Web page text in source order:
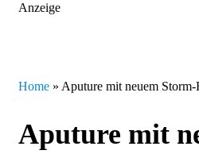
Anzeige
Home » Aputure mit neuem
Aputure mit